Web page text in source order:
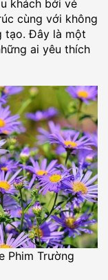
khách bởi vẻ
cùng với không
tạo. Đây là một
ai yêu thích
Phim Trường